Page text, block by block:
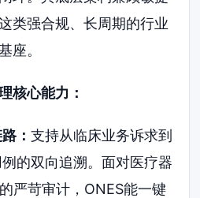
类强合规、长周期的行业
座。
核心能力：
： 支持从临床业务诉求到
的双向追溯。面对医疗器
严苛审计，ONES能一键